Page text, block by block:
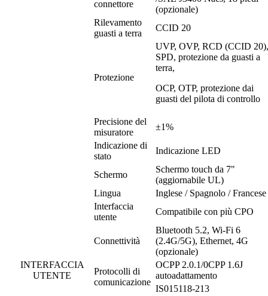
connettore
(opzionale)
Rilevamento
guasti a terra
CCID 20
Protezione
UVP, OVP, RCD (CCID 20),
SPD, protezione da guasti a
terra,
OCP, OTP, protezione dai
guasti del pilota di controllo
Precisione del
misuratore
±1%
INTERFACCIA
UTENTE
Indicazione di
stato
Indicazione LED
Schermo
Schermo touch da 7"
(aggiornabile UL)
Lingua
Inglese / Spagnolo / Francese
Interfaccia
utente
Compatibile con più CPO
Connettività
Bluetooth 5.2, Wi-Fi 6
(2.4G/5G), Ethernet, 4G
(opzionale)
Protocolli di
comunicazione
OCPP 2.0.1/0CPP 1.6J
autoadattamento
IS015118-213